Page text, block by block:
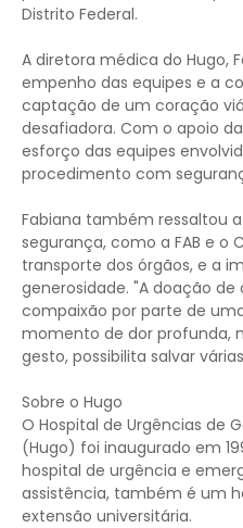
Distrito Federal.
A diretora médica do Hugo,
empenho das equipes e a
captação de um coração
desafiadora. Com o apoio
esforço das equipes
procedimento com
Fabiana também ressaltou
segurança, como a FAB e o
transporte dos órgãos, e a
generosidade. "A doação
compaixão por parte de
momento de dor profunda,
gesto, possibilita salvar
Sobre o Hugo
O Hospital de Urgências de
(Hugo) foi inaugurado em
hospital de urgência e
assistência, também é um
extensão universitária.